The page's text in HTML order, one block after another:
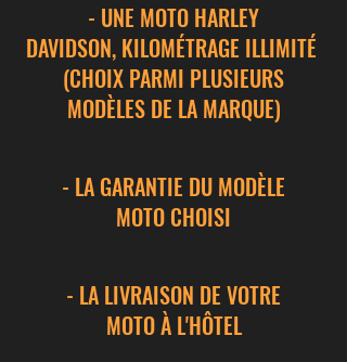
- UNE MOTO HARLEY
DAVIDSON, KILOMÉTRAGE ILLIMITÉ
(CHOIX PARMI PLUSIEURS
MODÈLES DE LA MARQUE)
- LA GARANTIE DU MODÈLE
MOTO CHOISI
- LA LIVRAISON DE VOTRE
MOTO À L'HÔTEL